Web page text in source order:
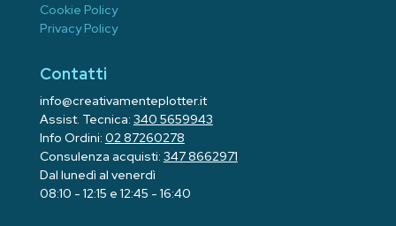
Cookie Policy
Privacy Policy
Contatti
info@creativamenteplotter.it
Assist. Tecnica: 340 5659943
Info Ordini: 02 87260278
Consulenza acquisti: 347 8662971
Dal lunedì al venerdì
08:10 - 12:15 e 12:45 - 16:40